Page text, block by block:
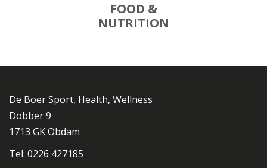
FOOD &
NUTRITION
De Boer Sport, Health, Wellness
Dobber 9
1713 GK Obdam
Tel: 0226 427185